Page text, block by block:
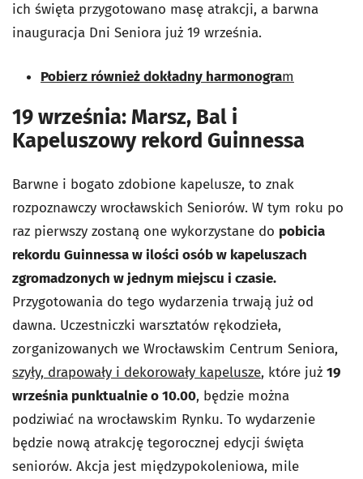
ich święta przygotowano masę atrakcji, a barwna
inauguracja Dni Seniora już 19 września.
Pobierz również dokładny harmonogram
19 września: Marsz, Bal i
Kapeluszowy rekord Guinnessa
Barwne i bogato zdobione kapelusze, to znak
rozpoznawczy wrocławskich Seniorów. W tym roku po
raz pierwszy zostaną one wykorzystane do pobicia
rekordu Guinnessa w ilości osób w kapeluszach
zgromadzonych w jednym miejscu i czasie.
Przygotowania do tego wydarzenia trwają już od
dawna. Uczestniczki warsztatów rękodzieła,
zorganizowanych we Wrocławskim Centrum Seniora,
szyły, drapowały i dekorowały kapelusze, które już 19
września punktualnie o 10.00, będzie można
podziwiać na wrocławskim Rynku. To wydarzenie
będzie nową atrakcję tegorocznej edycji święta
seniorów. Akcja jest międzypokoleniowa, mile